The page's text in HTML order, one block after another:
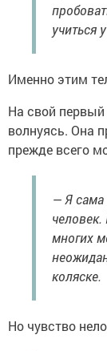
учиться
Именно этим
На свой
волнуясь. Она
прежде всего
— Я сама
многих
коляске.
Но чувство